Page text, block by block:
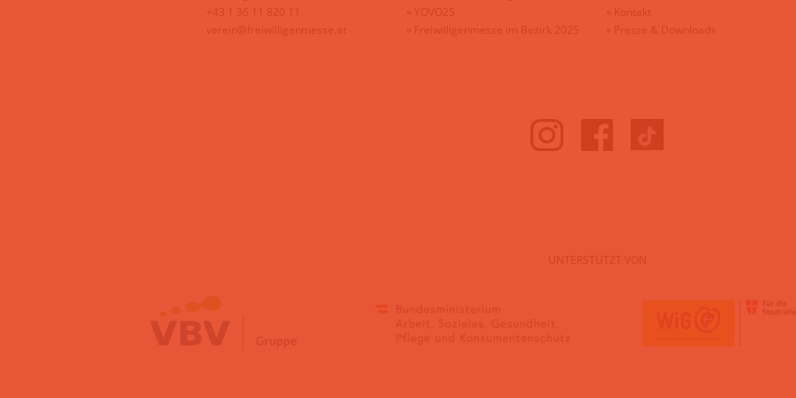
+43 1 36 11 820 11
verein@freiwilligenmesse.at
YOVO25
Freiwilligenmesse im Bezirk 2025
Kontakt
Presse & Downloads
UNTERSTÜTZT VON